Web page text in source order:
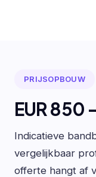
PRIJSOPBOUW
EUR 850
Indicatieve
vergelijkbaar
offerte hangt af